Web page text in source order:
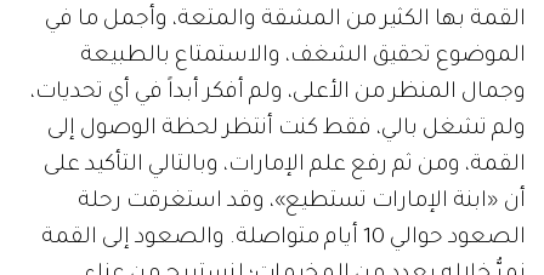
القمة بها الكثير من المشقة والمتعة، وأجمل ما في
الموضوع تحقيق الشغف، والاستمتاع بالطبيعة
وجمال المنظر من الأعلى، ولم أفكر أبداً في أي تحديات،
ولم تشغل بالي، فقط كنت أنتظر لحظة الوصول إلى
القمة، ومن ثم رفع علم الإمارات، وبالتالي التأكيد على
أن «ابنة الإمارات تستطيع»، وقد استغرقت رحلة
الصعود حوالي 10 أيام متواصلة. والصعود إلى القمة